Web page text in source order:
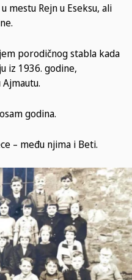
mestu Rejn u Eseksu, ali
porodičnog stabla kada
iz 1936. godine,
godina.
– među njima i Beti.